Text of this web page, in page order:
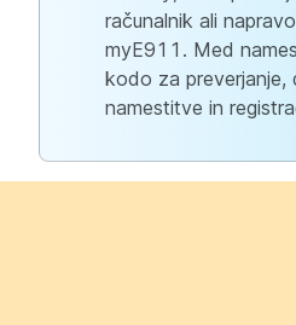
računalnik ali
myE911. Med
kodo za preverjanje,
namestitve in